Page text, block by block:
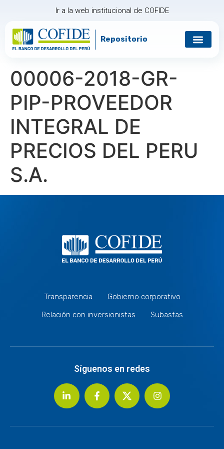
Ir a la web institucional de COFIDE
Repositorio
00006-2018-GR-
PIP-PROVEEDOR
INTEGRAL DE
PRECIOS DEL PERU
S.A.
Transparencia
Gobierno corporativo
Relación con inversionistas
Subastas
Síguenos en redes